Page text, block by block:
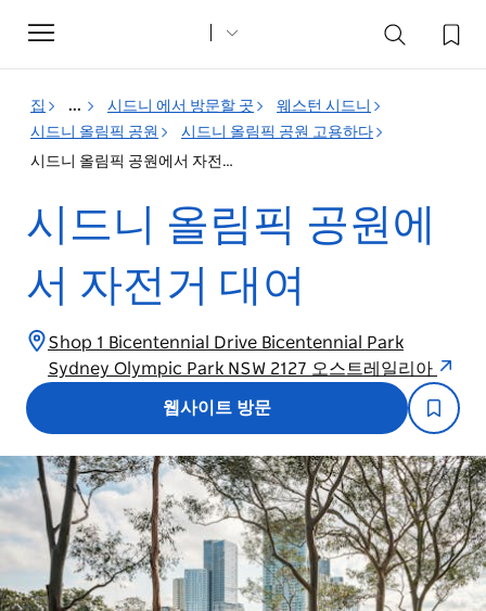
Toggle
navigation
집 ... 시드니 에서 방문할 곳
웨스턴 시드니
시드니 올림픽 공원
시드니 올림픽 공원 고용하다
시드니 올림픽 공원에서 자전거 대여
시드니 올림픽 공원에
서 자전거 대여
Shop 1 Bicentennial Drive Bicentennial Park
Sydney Olympic Park NSW 2127 오스트레일리아
웹사이트 방문